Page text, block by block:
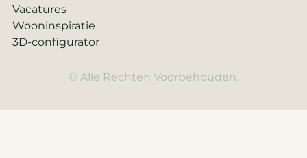
Vacatures
Wooninspiratie
3D-configurator
© Alle Rechten Voorbehouden.